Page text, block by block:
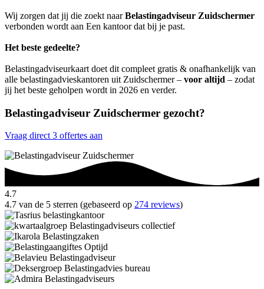
Wij zorgen dat jij die zoekt naarBelastingadviseur Zuidschermer
verbonden wordt aan Een kantoor dat bij je past.
Het beste gedeelte?
Belastingadviseurkaart doet dit compleet gratis & onafhankelijk van
alle belastingadvieskantoren uit Zuidschermer – voor altijd – zodat
jij het beste geholpen wordt in 2026 en verder.
Belastingadviseur Zuidschermer gezocht?
Vraag direct 3 offertes aan
4.7
4.7 van de 5 sterren (gebaseerd op 274 reviews)